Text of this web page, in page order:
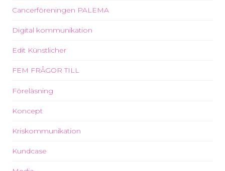
Cancerföreningen PALEMA
Digital kommunikation
Edit Künstlicher
FEM FRÅGOR TILL
Föreläsning
Koncept
Kriskommunikation
Kundcase